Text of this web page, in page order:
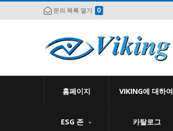
문의 목록 열기 0
홈페이지 VIKING에 대하여
ESG 존 카탈로그